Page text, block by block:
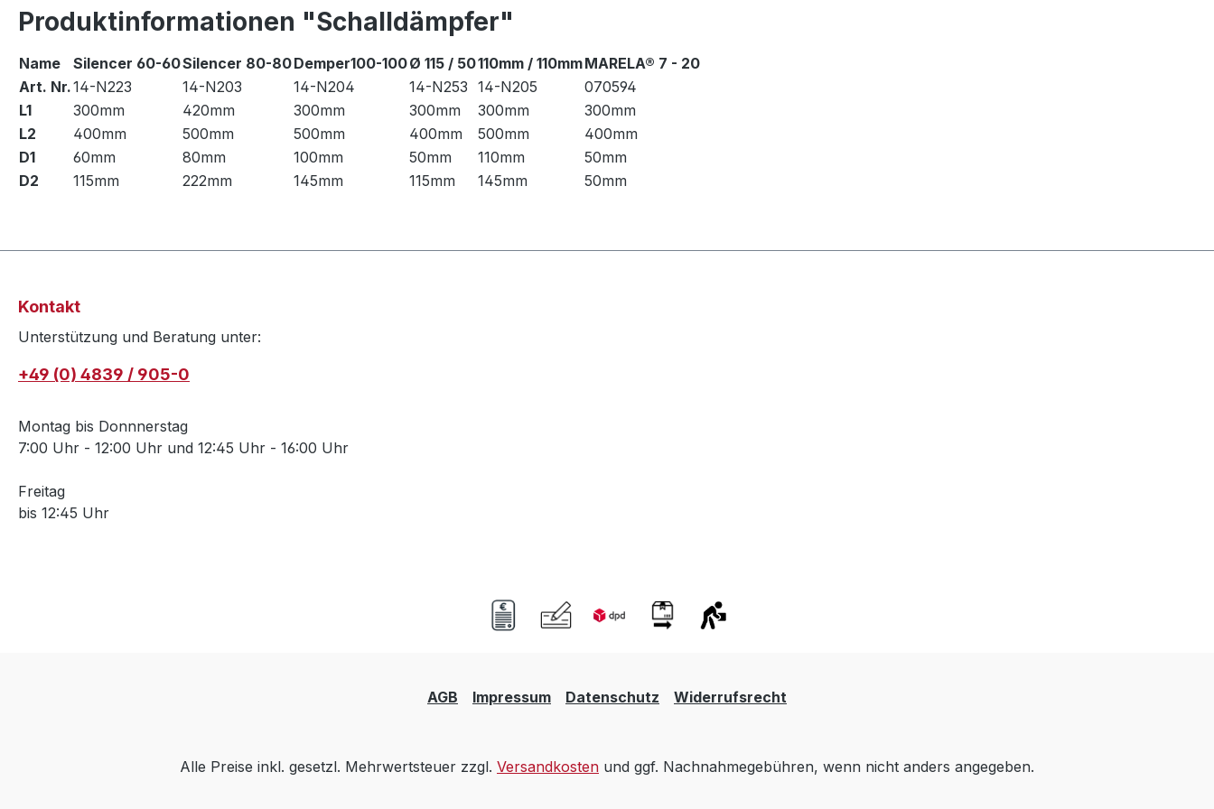
Produktinformationen "Schalldämpfer"
Name Silencer 60-60Silencer 80-80Demper100-100Ø 115 / 50110mm / 110mmMARELA® 7 - 20
Art. Nr.14-N223 14-N203 14-N204 14-N253 14-N205
070594
L1
300mm 420mm 300mm 300mm 300mm
300mm
L2
400mm 500mm 500mm 400mm 500mm
400mm
D1
60mm 80mm 100mm 50mm 110mm
50mm
D2
115mm 222mm 145mm 115mm 145mm 50mm
Kontakt
Unterstützung und Beratung unter:
+49 (0) 4839 / 905-0
Montag bis Donnnerstag
7:00 Uhr - 12:00 Uhr und 12:45 Uhr - 16:00 Uhr
Freitag
bis 12:45 Uhr
AGB Impressum Datenschutz Widerrufsrecht
Alle Preise inkl. gesetzl. Mehrwertsteuer zzgl. Versandkosten und ggf. Nachnahmegebühren, wenn nicht anders angegeben.